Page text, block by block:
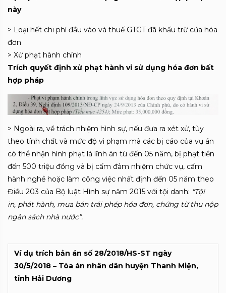
này
> Loại hết chi phí đầu vào và thuế GTGT đã khấu trừ của hóa
đơn
> Xử phạt hành chính
Trích quyết định xử phạt hành vi sử dụng hóa đơn bất
hợp pháp
> Ngoài ra, về trách nhiệm hình sự, nếu đưa ra xét xử, tùy
theo tính chất và mức độ vi phạm mà các bị cáo của vụ án
có thể nhận hình phạt là lĩnh án tù đến 05 năm, bị phạt tiền
đến 500 triệu đồng và bị cấm đảm nhiệm chức vụ, cấm
hành nghề hoặc làm công việc nhất định đến 05 năm theo
Điều 203 của Bộ luật Hình sự năm 2015 với tội danh: “Tội
in, phát hành, mua bán trái phép hóa đơn, chứng từ thu nộp
ngân sách nhà nước”.
Ví dụ trích bản án số 28/2018/HS-ST ngày
30/5/2018 – Tòa án nhân dân huyện Thanh Miện,
tỉnh Hải Dương